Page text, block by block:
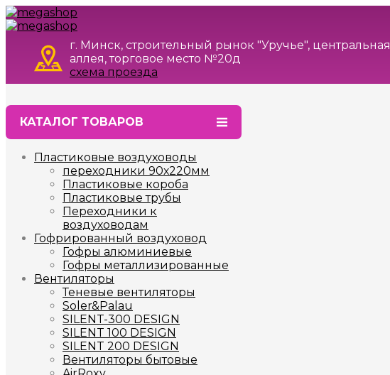
г. Минск, строительный рынок "Уручье", центральная
аллея, торговое место №20д
схема проезда
КАТАЛОГ ТОВАРОВ
Пластиковые воздуховоды
переходники 90х220мм
Пластиковые короба
Пластиковые трубы
Переходники к
воздуховодам
Гофрированный воздуховод
Гофры алюминиевые
Гофры металлизированные
Вентиляторы
Теневые вентиляторы
Soler&Palau
SILENT-300 DESIGN
SILENT 100 DESIGN
SILENT 200 DESIGN
Вентиляторы бытовые